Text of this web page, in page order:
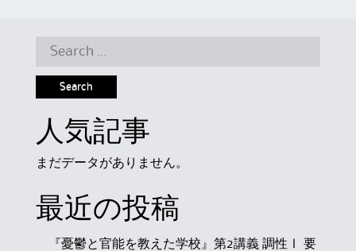
Search
人気記事
まだデータがありません。
最近の投稿
『憂鬱と官能を教えた学校』第2講義 調性Ⅰ 要